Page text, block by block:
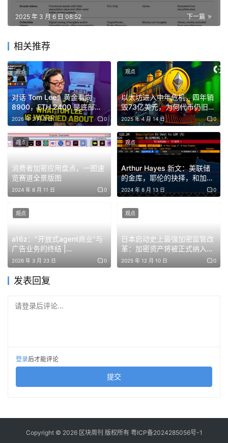
第一次会议定于3月21日举行。
大变化之际。
2月28日，Sacks透露了白宫首次加密货币峰会，特朗普总
统 reportedly 将利用这个场合公布美国的比特币（BTC）
储备策略。
此外，随着监管机构寻求在美国对加密货币进行监管，SEC
已结束了一些诉讼和调查。本周，该监管机构结束了对
Yuga Labs的调查，并结束了对Kraken的诉讼。
自2月中旬以来，SEC还已决定驳回对Coinbase、
Consensys、Robinhood、Uniswap Labs和Gemini的诉
讼。
免责声明：本文提供的信息不是交易建议。BlockWeeks.com
不对根据本文提供的信息所做的任何投资承担责任。我们强烈
建议在做出任何投资决策之前进行独立研究或咨询合格的专业
人士。
下一篇
2025 年 3 月 6 日 08:52
相关推荐
对话 Tom Lee：黄金看向
8900，ETH 2400 是底部，
美股年中或回调 20%
2026 年 2 月 3 日 0
观点
以太坊进入中年危机，四年销
毁73亿美元，为何代币仍旧通
胀不止
2025 年 4 月 14 日 0
观点
消费者加密应用盘点，一图速
览赛道全景版图
2024 年 8 月 11 日 0
观点
Arthur Hayes 新文：美联储
的金库，耶伦的抉择，和加密
牛市的排期
2024 年 8 月 13 日 0
观点
a16z：“开放式agent商业”与
广告业务的终结 |
BlockWeeks
2026 年 3 月 23 日 0
观点
日本启动史上最强加密监管改
革：加密资产将被正式纳入证
券法，彻底告别“支付工具时
代”
2025 年 12 月 10 日 0
观点
发表回复
请登录后评论...
登录后才能评论
提交
Copyright © 2026 区块周刊 版权所有 粤ICP备2024285056号-1